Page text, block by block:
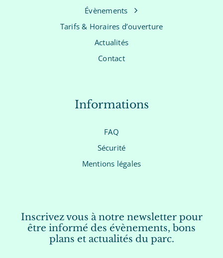
Évènements
Tarifs & Horaires d’ouverture
Actualités
Contact
Informations
FAQ
Sécurité
Mentions légales
Inscrivez vous à notre newsletter pour
être informé des évènements, bons
plans et actualités du parc.